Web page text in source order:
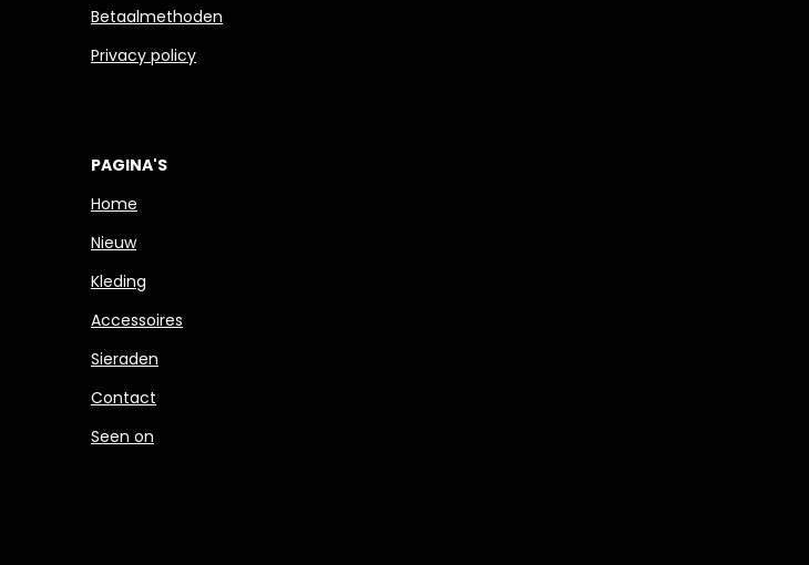
Betaalmethoden
Privacy policy
PAGINA'S
Home
Nieuw
Kleding
Accessoires
Sieraden
Contact
Seen on